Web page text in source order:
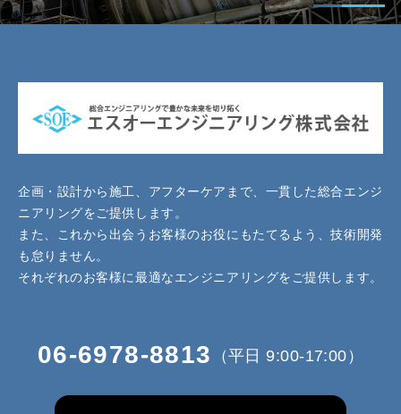
企画・設計から施工、アフターケアまで、一貫した総合エンジ
ニアリングをご提供します。
また、これから出会うお客様のお役にもたてるよう、技術開発
も怠りません。
それぞれのお客様に最適なエンジニアリングをご提供します。
06-6978-8813 （平日 9:00-17:00）